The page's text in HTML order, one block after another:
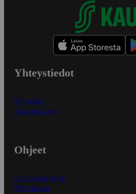
Yhteystiedot
Myymälät
Asiakaspalvelu
Ohjeet
Ensitilaajan ohjeet
Näin maksat